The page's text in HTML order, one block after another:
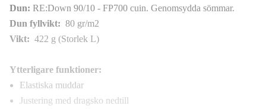
Dun: RE:Down 90/10 - FP700 cuin. Genomsydda sömmar.
Dun fyllvikt: 80 gr/m2
Vikt: 422 g (Storlek L)
Ytterligare funktioner:
Elastiska muddar
Justering med dragsko nedtill